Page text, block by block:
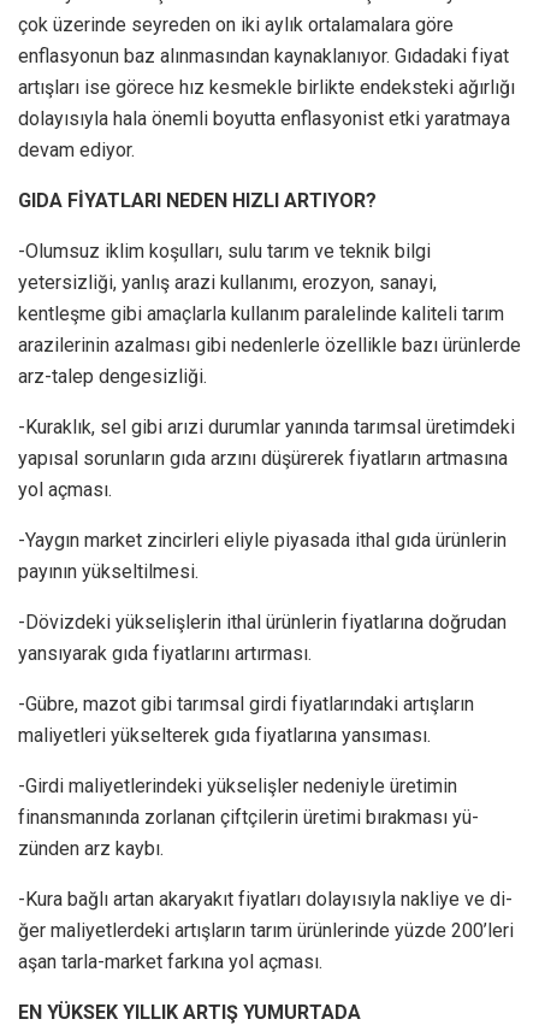
çok üzerinde seyreden on iki aylık ortalamalara göre
enflasyonun baz alınmasından kaynaklanıyor. Gıdadaki fiyat
artışları ise görece hız kesmekle birlikte endeksteki ağırlığı
dolayısıyla hala önemli boyutta enflasyonist etki yaratmaya
devam ediyor.
GIDA FİYATLARI NEDEN HIZLI ARTIYOR?
-Olumsuz iklim koşulları, sulu tarım ve teknik bilgi
yetersizli­ği, yanlış arazi kullanımı, eroz­yon, sanayi,
kentleşme gibi amaçlarla kullanım paralelin­de kaliteli tarım
arazilerinin azalması gibi nedenlerle özel­likle bazı ürünlerde
arz-talep dengesizliği.
-Kuraklık, sel gibi arızi du­rumlar yanında tarımsal üre­timdeki
yapısal sorunların gıda arzını düşürerek fiyatların art­masına
yol açması.
-Yaygın market zincirleri eliy­le piyasada ithal gıda ürünlerin
payının yükseltilmesi.
-Dövizdeki yükselişlerin ithal ürünlerin fiyatlarına doğrudan
yansıyarak gıda fiyatlarını artırması.
-Gübre, mazot gibi ta­rımsal girdi fiyatlarındaki artışların
maliyetleri yük­selterek gıda fiyatlarına yansıması.
-Girdi maliyetlerinde­ki yükselişler nedeniyle üretimin
finansmanın­da zorlanan çiftçilerin üretimi bırakması yü­
zünden arz kaybı.
-Kura bağlı artan akaryakıt fiyat­ları dolayısıyla nakliye ve di­
ğer maliyet­lerdeki artışla­rın tarım ürünle­rinde yüz­de 200’le­ri
aşan tarla-mar­ket farkı­na yol aç­ması.
EN YÜKSEK YILLIK ARTIŞ YUMURTADA